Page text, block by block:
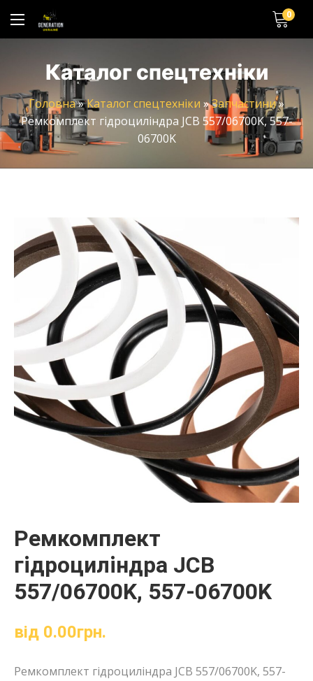
0
Каталог спецтехніки
Головна»Каталог спецтехніки »Запчастини»
Ремкомплект гідроциліндра JCB 557/06700K, 557-
06700K
Ремкомплект
гідроциліндра JCB
557/06700K, 557-06700K
від 0.00грн.
Ремкомплект гідроциліндра JCB 557/06700K, 557-